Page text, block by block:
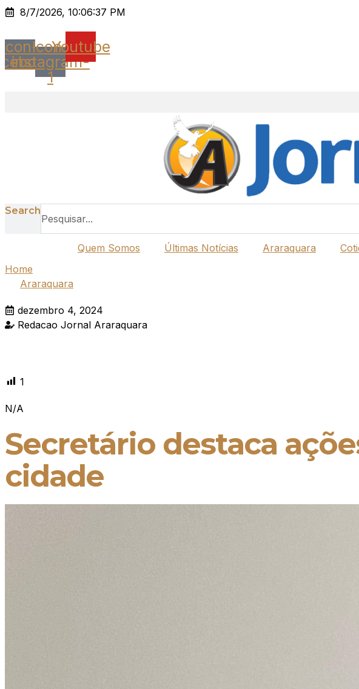
Ir
o
conteúdo
8/7/2026, 10:06:37 PM
Icon-Icon-
instagram-
1
Youtube
Search
Quem Somos
Últimas Notícias Araraquara
Home
Araraquara
dezembro 4, 2024
Redacao Jornal Araraquara
1
N/A
Secretário destaca
cidade